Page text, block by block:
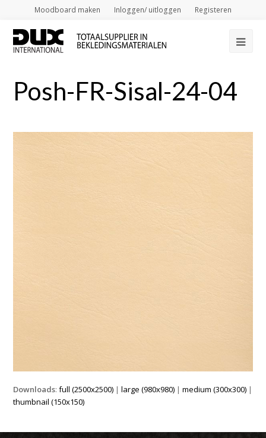
Moodboard maken Inloggen/ uitloggen Registeren
Posh-FR-Sisal-24-04
Downloads:full (2500x2500) |large (980x980) |medium (300x300) |
thumbnail (150x150)